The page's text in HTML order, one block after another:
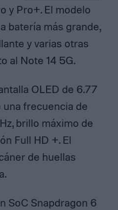
y Pro+. El modelo
batería más grande,
y varias otras
al Note 14 5G.
OLED de 6.77
frecuencia de
brillo máximo de
Full HD +. El
de huellas
SoC Snapdragon 6